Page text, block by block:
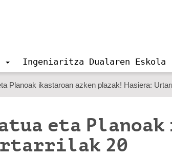
Ingeniaritza Dualaren Eskola
Planoak ikastaroan azken plazak! Hasiera:
eta
20